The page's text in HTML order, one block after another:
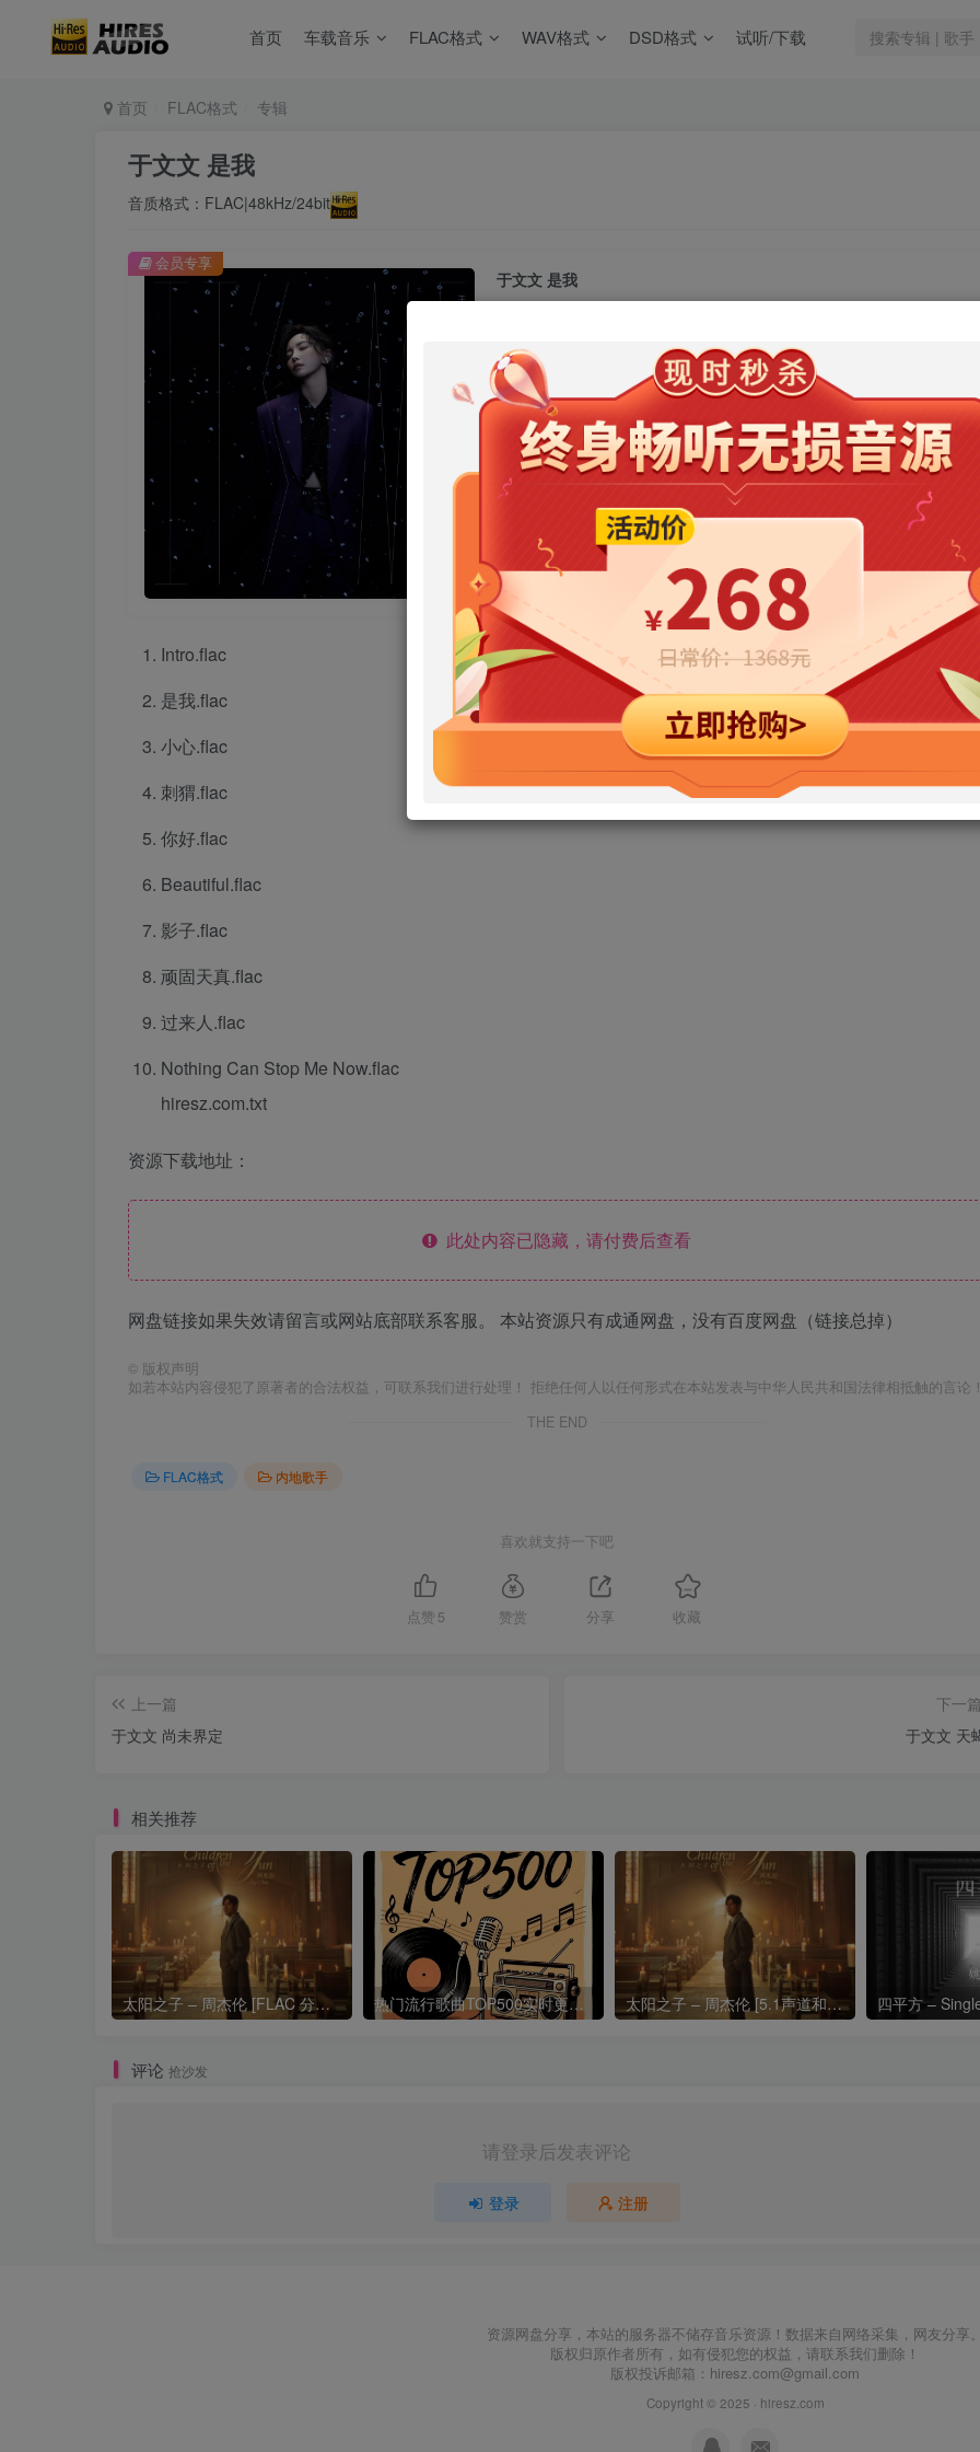
首页 车载音乐 FLAC格式 WAV格式 DSD格式 试听/下载
首页 FLAC格式 专辑
于文文 是我
音质格式：FLAC|48kHz/24bit
于文文 是我
￥9.9 限时特惠
￥99
年卡会员免费 永久会员 免费
您当前未登录！建议登陆后购买，可保存购买订单
会员专享
Intro.flac
是我.flac
小心.flac
刺猬.flac
你好.flac
Beautiful.flac
影子.flac
顽固天真.flac
过来人.flac
Nothing Can Stop Me Now.flac
hiresz.com.txt
资源下载地址：
此处内容已隐藏，请付费后查看
网盘链接如果失效请留言或网站底部联系客服。 本站资源只有成通网盘，没有百度网盘（链接总掉）
© 版权声明
如若本站内容侵犯了原著者的合法权益，可联系我们进行处理！ 拒绝任何人以任何形式在本站发表与中华人民共和国法律相抵触的言论
THE END
FLAC格式 内地歌手
喜欢就支持一下吧
点赞 5 赞赏 分享 收藏
上一篇
于文文 尚未界定
下一
于文文 天
相关推荐
太阳之子 – 周杰伦 [FLAC 分轨 192Khz 24bit] 热门流行歌曲TOP500实时更新192khz/24bit【母带音质】 太阳之子 – 周杰伦 [5.1声道和192k母带] 四平方 –
评论 抢沙发
请登录后发表评论
登录 注册
资源网盘分享，本站的服务器不储存音乐资源！数据来自网络采集，网友分享
版权归原作者所有，如有侵犯您的权益，请联系我们删除！
版权投诉邮箱： hiresz.com@gmail.com
Copyright © 2025 · hiresz.com